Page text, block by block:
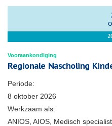
Vooraankondiging
Regionale Nascholing
Periode:
8 oktober 2026
Werkzaam als:
ANIOS, AIOS, Medisch